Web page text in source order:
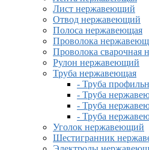
Лист нержавеющий
Отвод нержавеющий
Полоса нержавеющая
Проволока
Проволока сварочная
Рулон нержавеющий
Труба нержавеющая
- Труба
- Труба
- Труба
- Труба
Уголок нержавеющий
Шестигранник